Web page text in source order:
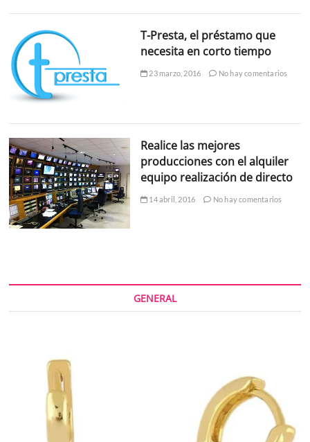
T-Presta, el préstamo que
necesita en corto tiempo
23 marzo, 2016 No hay comentarios
Realice las mejores
producciones con el alquiler
equipo realización de directo
14 abril, 2016 No hay comentarios
GENERAL